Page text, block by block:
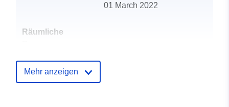
01 March 2022
Räumliche
Identifikatoren:
Mehr anzeigen